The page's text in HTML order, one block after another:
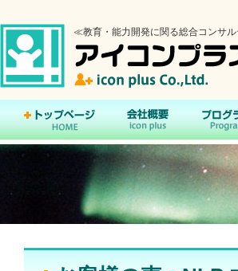
≪教育・能力開発に関る総合コンサ
トップページ